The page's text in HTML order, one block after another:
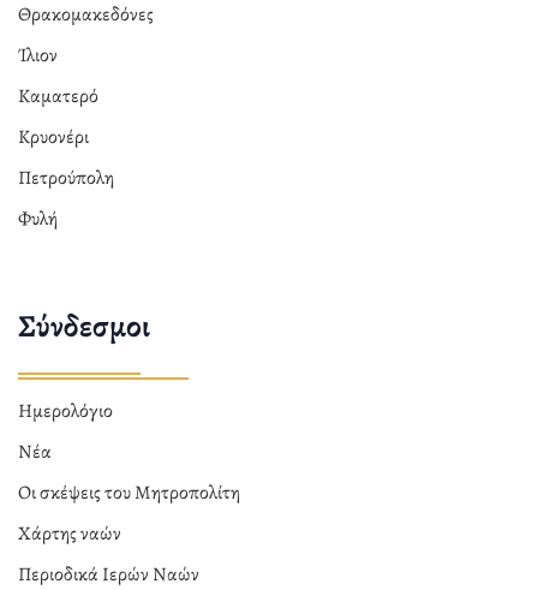
Θρακομακεδόνες
Ίλιον
Καματερό
Κρυονέρι
Πετρούπολη
Φυλή
Σύνδεσμοι
Ημερολόγιο
Νέα
Οι σκέψεις του Μητροπολίτη
Χάρτης ναών
Περιοδικά Ιερών Ναών